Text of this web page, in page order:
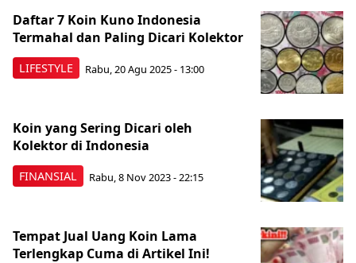
LIFESTYLE
Daftar 7 Koin Kuno Indonesia
Termahal dan Paling Dicari Kolektor
Rabu, 20 Agu 2025 - 13:00
FINANSIAL
Koin yang Sering Dicari oleh
Kolektor di Indonesia
Rabu, 8 Nov 2023 - 22:15
Tempat Jual Uang Koin Lama
Terlengkap Cuma di Artikel Ini!